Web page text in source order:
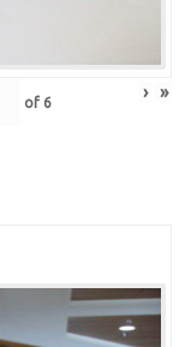
of 6 › »